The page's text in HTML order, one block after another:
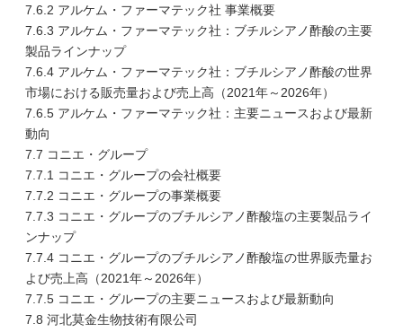
7.6.2 アルケム・ファーマテック社 事業概要
7.6.3 アルケム・ファーマテック社：ブチルシアノ酢酸の主要
製品ラインナップ
7.6.4 アルケム・ファーマテック社：ブチルシアノ酢酸の世界
市場における販売量および売上高（2021年～2026年）
7.6.5 アルケム・ファーマテック社：主要ニュースおよび最新
動向
7.7 コニエ・グループ
7.7.1 コニエ・グループの会社概要
7.7.2 コニエ・グループの事業概要
7.7.3 コニエ・グループのブチルシアノ酢酸塩の主要製品ライ
ンナップ
7.7.4 コニエ・グループのブチルシアノ酢酸塩の世界販売量お
よび売上高（2021年～2026年）
7.7.5 コニエ・グループの主要ニュースおよび最新動向
7.8 河北莫金生物技術有限公司